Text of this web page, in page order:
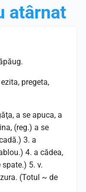
atârnat
pregeta,
a se apuca, a
(reg.) a se
3. a
4. a cădea,
5. v.
(Totul ~ de